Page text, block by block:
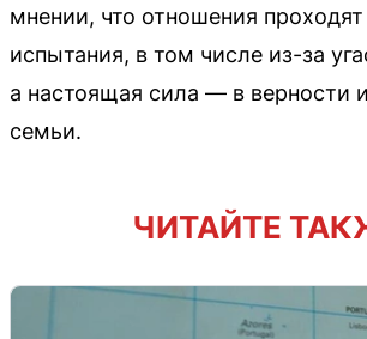
мнении, что отношения проходят
испытания, в том числе из-за
а настоящая сила — в верности
семьи.
ЧИТАЙТЕ